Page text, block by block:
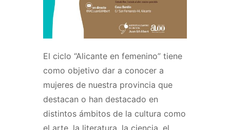
El ciclo “Alicante en femenino” tiene
como objetivo dar a conocer a
mujeres de nuestra provincia que
destacan o han destacado en
distintos ámbitos de la cultura como
el arte, la literatura, la ciencia, el